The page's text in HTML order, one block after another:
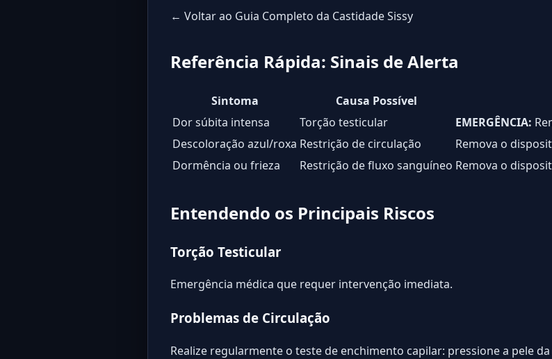
← Voltar ao Guia Completo da Castidade Sissy
Referência Rápida: Sinais de Alerta
Sintoma Causa Possível
Dor súbita intensa
Torção testicular EMERGÊNCIA:
Descoloração azul/roxa Restrição de circulação
Remova o
Dormência ou frieza
Restrição de fluxo sanguíneo Remova o
Entendendo os Principais Riscos
Torção Testicular
Emergência médica que requer intervenção imediata.
Problemas de Circulação
Realize regularmente o teste de enchimento capilar: pressione a pele